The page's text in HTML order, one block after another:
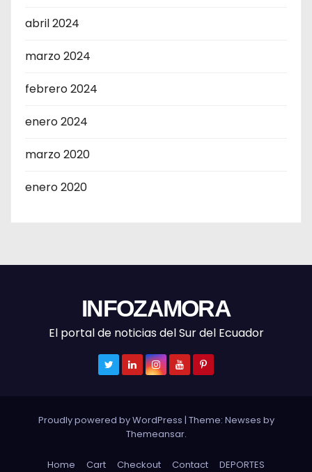
abril 2024
marzo 2024
febrero 2024
enero 2024
marzo 2020
enero 2020
INFOZAMORA
El portal de noticias del Sur del Ecuador
Proudly powered by WordPress | Theme: Newses by
Themeansar.
Home Cart Checkout Contact DEPORTES